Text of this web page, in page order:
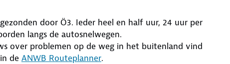
door Ö3. Ieder heel en half uur, 24 uur per
langs de autosnelwegen.
over problemen op de weg in het buitenland vind
de ANWB Routeplanner.